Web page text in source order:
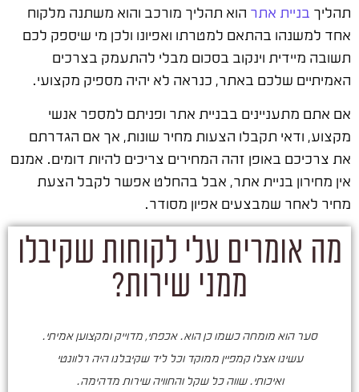
תהליך בניית אתר הוא תהליך מורכב והוא משתנה מלקוח
אחד למשנהו בהתאם למטרתו ואפיונו ולכן מי שיספק לכם
תשובה מיידית וינקוב בסכום מבלי להתעמק בצרכים
האמיתיים שלכם באתר, כנראה לא יהיה מספיק מקצועי.
אם אתם מתעניינים בבניית אתר ופניתם למספר אנשי
מקצוע, ודאי תקבלו הצעות מחיר שונות, אך אם הגדרתם
את צרכיכם באופן זהה המחירים צריכים להיות דומים. אמנם
אין מחירון בניית אתר, אבל בהחלט אפשר לקבל הצעת
מחיר לאחר שמבצעים אפיון מסודר.
מה אומרים עלי לקוחות שקיבלו
ממני שירות?
סער הוא מומחה כשמו כן הוא. אכפתי, מדוייק ומקצוען אמיתי.
עשינו אצלו קמפיין ממוקד וכל ליד שקיבלנו היה רלוונטי
ואיכותי. שווה כל שקל והחוויה שירות מדהימה.